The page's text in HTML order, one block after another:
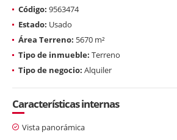
Código: 9563474
Estado: Usado
Área Terreno: 5670 m²
Tipo de inmueble: Terreno
Tipo de negocio: Alquiler
Características internas
Vista panorámica